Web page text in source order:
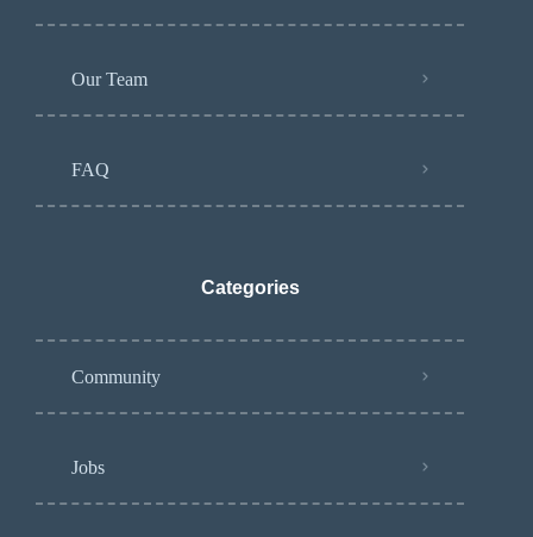
Our Team
FAQ
Categories
Community
Jobs